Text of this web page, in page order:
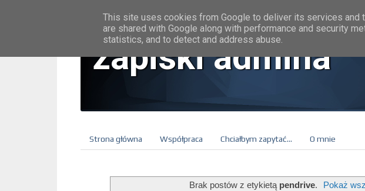
zapiski admina
Strona główna Współpraca Chciałbym zapytać... O mnie
Brak postów z etykietą pendrive. Pokaż
This site uses cookies from Google to deliver its services and
are shared with Google along with performance and security
statistics, and to detect and address abuse.